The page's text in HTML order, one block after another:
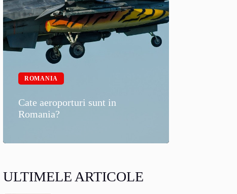
ROMANIA
Cate aeroporturi sunt in
Romania?
ULTIMELE ARTICOLE